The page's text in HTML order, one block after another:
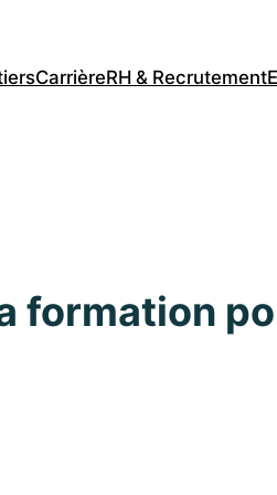
CarrièreRH & Recrutement
formation